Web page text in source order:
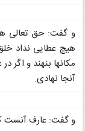
و گفت: حق تعالی
هیچ عطایی نداد خلق
مکانها بنهند و اگر
آنجا نهادی.
و گفت: عارف آنست